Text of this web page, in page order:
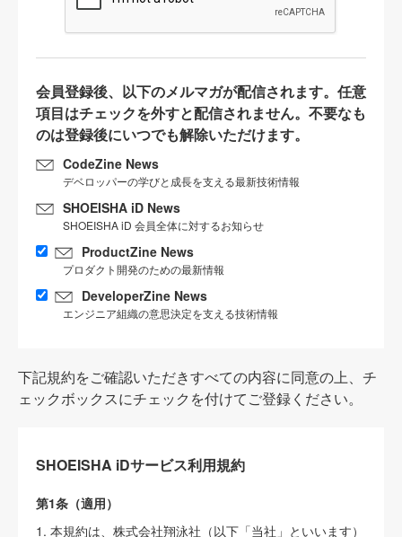
会員登録後、以下のメルマガが配信されます。任意
項目はチェックを外すと配信されません。不要なも
のは登録後にいつでも解除いただけます。
CodeZine News
デベロッパーの学びと成長を支える最新技術情報
SHOEISHA iD News
SHOEISHA iD 会員全体に対するお知らせ
ProductZine News
プロダクト開発のための最新情報
DeveloperZine News
エンジニア組織の意思決定を支える技術情報
下記規約をご確認いただきすべての内容に同意の上、チ
ェックボックスにチェックを付けてご登録ください。
SHOEISHA iDサービス利用規約
第1条（適用）
1. 本規約は、株式会社翔泳社（以下「当社」といいます）